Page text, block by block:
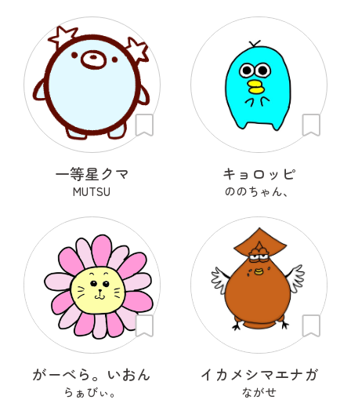
一等星クマ
MUTSU
キョロッピ
ののちゃん、
がーべら。いおん
らぁびぃ。
イカメシマエナガ
ながせ